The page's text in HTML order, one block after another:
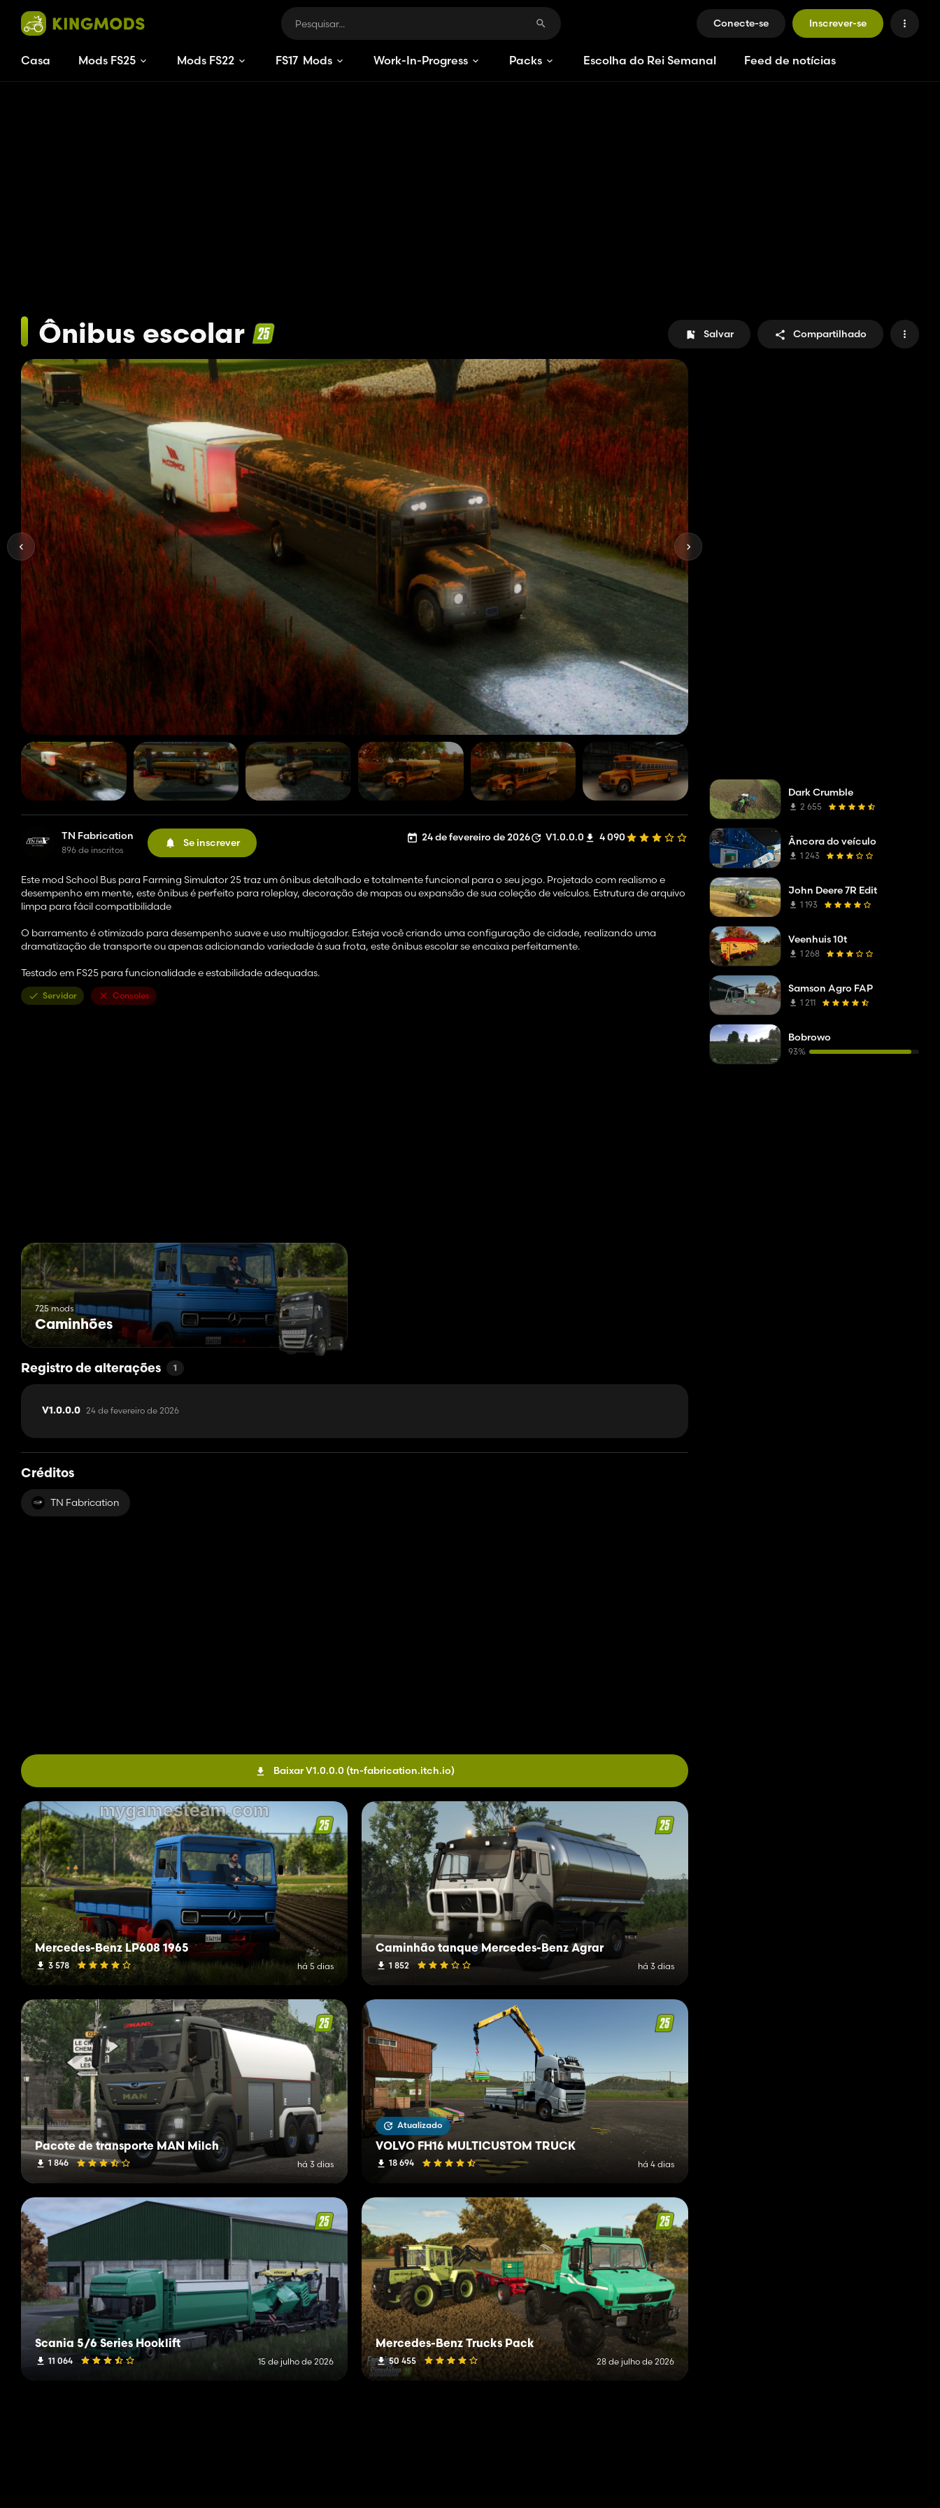
Conecte-se Inscrever-se
Casa Mods FS25 Mods FS22 FS17 Mods Work-In-Progress Packs Escolha do Rei Semanal Feed de notícias
Ônibus escolar Salvar Compartilhado
TN Fabrication
896 de inscritos
Se inscrever 24 de fevereiro de 2026 V1.0.0.0 4 090
Este mod School Bus para Farming Simulator 25 traz um ônibus detalhado e totalmente funcional para o seu jogo. Projetado com realismo e
desempenho em mente, este ônibus é perfeito para roleplay, decoração de mapas ou expansão de sua coleção de veículos. Estrutura de arquivo
limpa para fácil compatibilidade
O barramento é otimizado para desempenho suave e uso multijogador. Esteja você criando uma configuração de cidade, realizando uma
dramatização de transporte ou apenas adicionando variedade à sua frota, este ônibus escolar se encaixa perfeitamente.
Testado em FS25 para funcionalidade e estabilidade adequadas.
Servidor Consoles
725 mods
Caminhões
Registro de alterações 1
V1.0.0.0 24 de fevereiro de 2026
Créditos
TN Fabrication
Baixar V1.0.0.0 (tn-fabrication.itch.io)
Mercedes-Benz LP608 1965
3 578 há 5 dias
Caminhão tanque Mercedes-Benz Agrar
1 852 há 3 dias
Pacote de transporte MAN Milch
1 846 há 3 dias
Atualizado
VOLVO FH16 MULTICUSTOM TRUCK
18 694 há 4 dias
Scania 5/6 Series Hooklift
11 064 15 de julho de 2026
Mercedes-Benz Trucks Pack
50 455 28 de julho de 2026
Dark Crumble
2 655
Âncora do veículo
1 243
John Deere 7R Edit
1 193
Veenhuis 10t
1 268
Samson Agro FAP
1 211
Bobrowo
93%